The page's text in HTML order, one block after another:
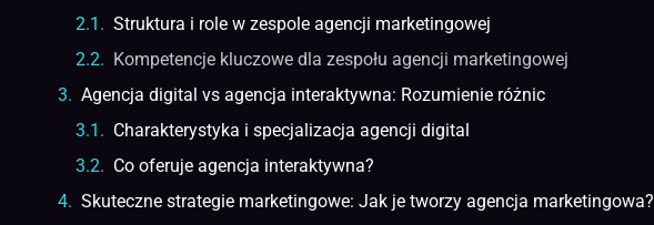
Struktura i role w zespole agencji marketingowej
Kompetencje kluczowe dla zespołu agencji marketingowej
Agencja digital vs agencja interaktywna: Rozumienie różnic
Charakterystyka i specjalizacja agencji digital
Co oferuje agencja interaktywna?
Skuteczne strategie marketingowe: Jak je tworzy agencja marketingowa?